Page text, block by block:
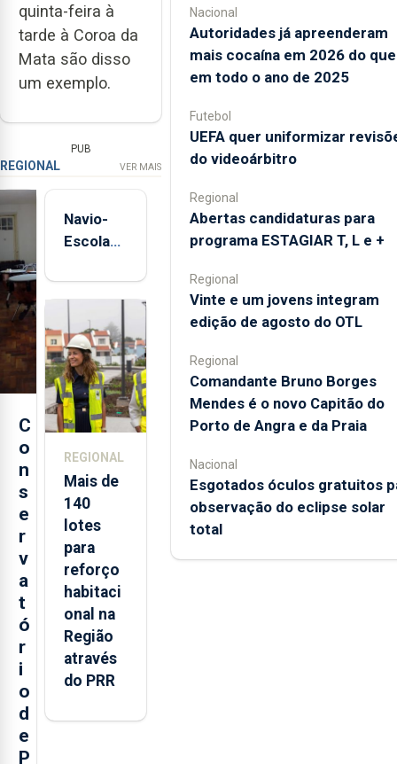
quinta-feira à
tarde à Coroa da
Mata são disso
um exemplo.
PUB
REGIONAL VER MAIS
C
o
n
s
e
r
v
a
t
ó
r
i
o
d
e
P
Navio-
Escola
está de
aos
Açores
REGIONAL
Mais de
140
lotes
para
reforço
habitaci
onal na
Região
através
do PRR
Nacional
Autoridades já apreenderam
mais cocaína em 2026 do que
em todo o ano de 2025
Futebol
UEFA quer uniformizar
do videoárbitro
Regional
Abertas candidaturas para
programa ESTAGIAR T, L e +
Regional
Vinte e um jovens integram
edição de agosto do OTL
Regional
Comandante Bruno Borges
Mendes é o novo Capitão do
Porto de Angra e da Praia
Nacional
Esgotados óculos gratuitos
observação do eclipse solar
total